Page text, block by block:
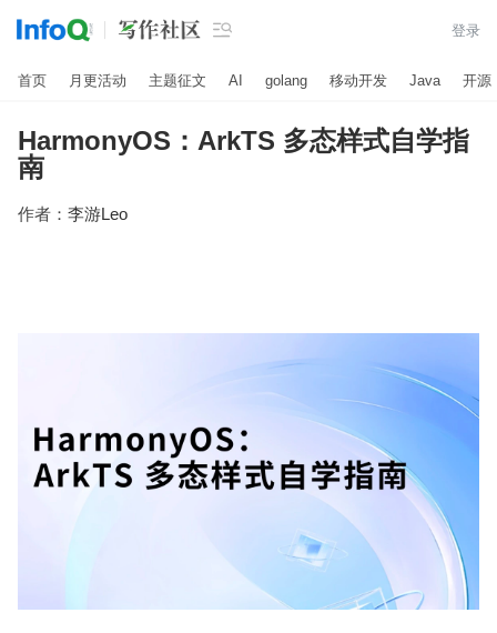
 登录
首页 月更活动 主题征文 AI golang 移动开发 Java 开源
HarmonyOS：ArkTS 多态样式自学指
南
作者： 李游Leo